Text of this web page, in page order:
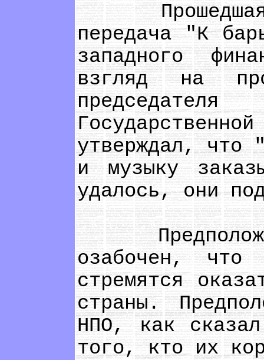
Прошедшая
передача "К
западного
взгляд на
утверждал, что
и музыку
удалось, они
Предположим,
озабочен, что
стремятся
страны.
НПО, как
того, кто их